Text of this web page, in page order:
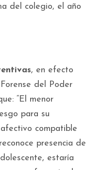
del colegio, el año
, en efecto
del Poder
“El menor
para su
compatible
presencia de
estaría